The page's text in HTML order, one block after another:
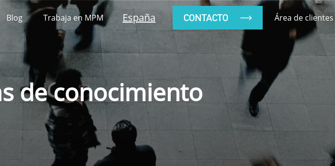
Blog Trabaja en MPM España CONTACTO Área de clientes
de conocimiento